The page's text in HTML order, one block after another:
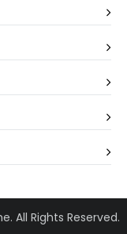
All Rights Reserved.